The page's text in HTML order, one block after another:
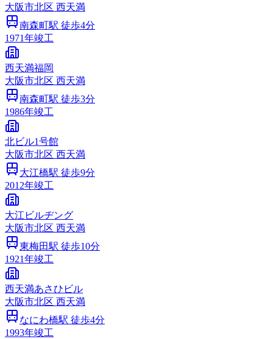
大阪市北区 西天満
南森町駅 徒歩4分
1971年竣工
西天満福岡
大阪市北区 西天満
南森町駅 徒歩3分
1986年竣工
北ビル1号館
大阪市北区 西天満
大江橋駅 徒歩9分
2012年竣工
大江ビルヂング
大阪市北区 西天満
東梅田駅 徒歩10分
1921年竣工
西天満あさひビル
大阪市北区 西天満
なにわ橋駅 徒歩4分
1993年竣工